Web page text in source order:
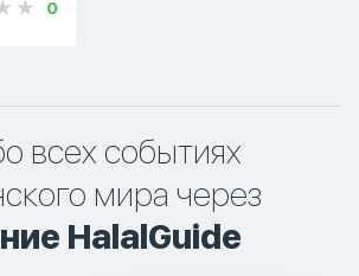
0
всех событиях
мира через
HalalGuide